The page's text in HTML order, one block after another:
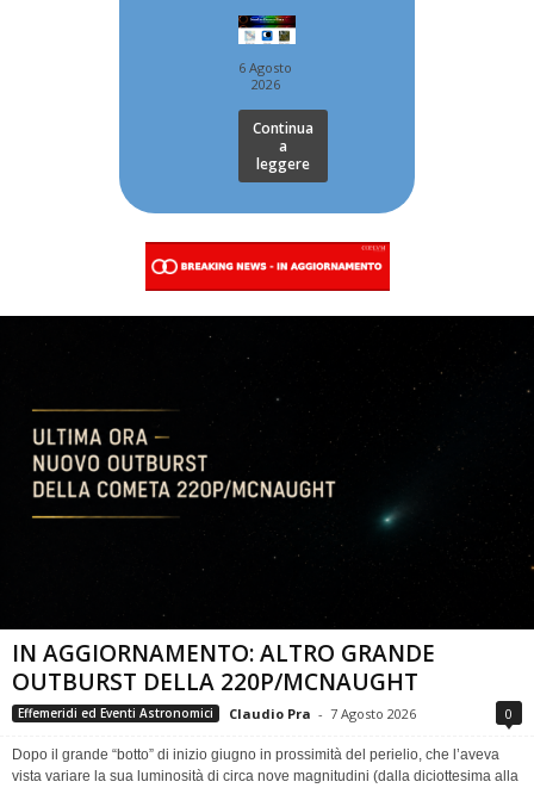
6 Agosto
2026
Continua
a
leggere
IN AGGIORNAMENTO: ALTRO GRANDE
OUTBURST DELLA 220P/MCNAUGHT
Effemeridi ed Eventi Astronomici Claudio Pra - 7 Agosto 2026 0
Dopo il grande “botto” di inizio giugno in prossimità del perielio, che l’aveva
vista variare la sua luminosità di circa nove magnitudini (dalla diciottesima alla